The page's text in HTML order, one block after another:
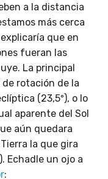
a la distancia
más cerca
que en
fueran las
La principal
rotación de la
(23,5º), o lo
aparente del Sol
aún quedara
la que gira
Echadle un ojo a
: